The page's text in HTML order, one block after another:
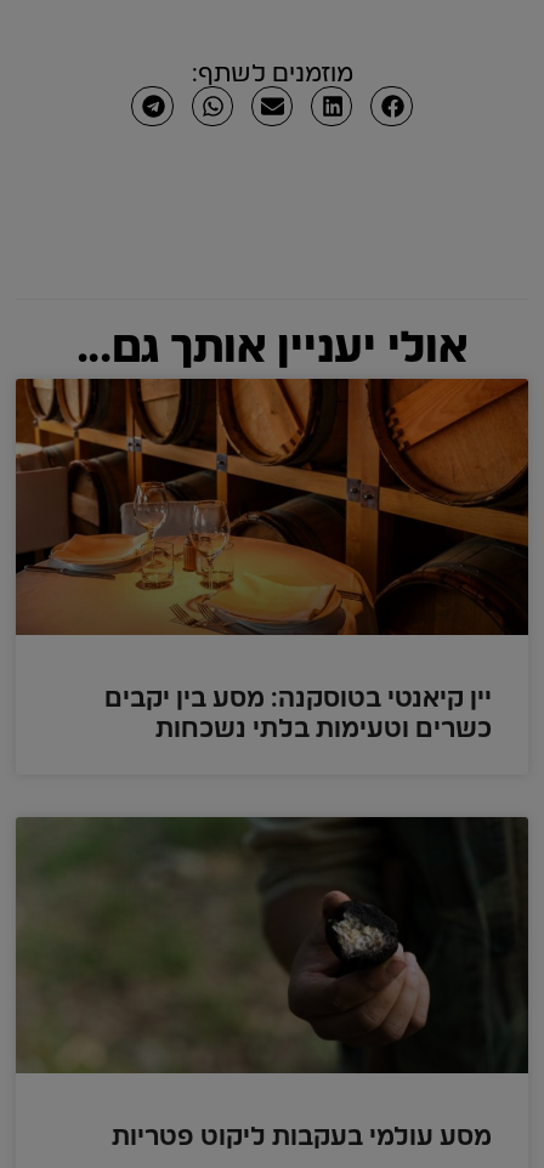
מוזמנים לשתף:
אולי יעניין אותך גם...
יין קיאנטי בטוסקנה: מסע בין יקבים
כשרים וטעימות בלתי נשכחות
מסע עולמי בעקבות ליקוט פטריות